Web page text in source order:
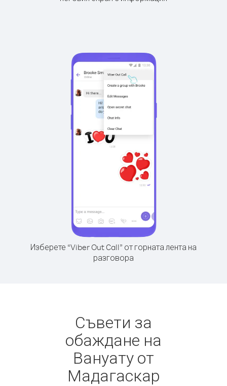
Изберете “Viber Out Call” от горната лента на
разговора
Съвети за
обаждане на
Вануату от
Мадагаскар